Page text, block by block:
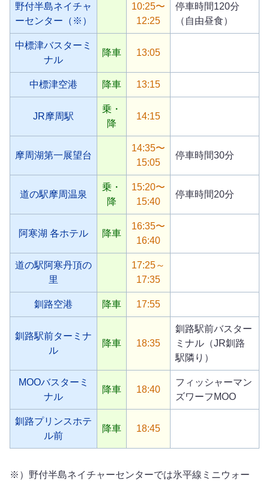
野付半島ネイチャ
ーセンター（※）
10:25〜
12:25
停車時間120分
（自由昼食）
中標津バスターミ
ナル
降車 13:05
中標津空港 降車 13:15
JR摩周駅
乗・
降
14:15
摩周湖第一展望台
14:35〜
15:05
停車時間30分
道の駅摩周温泉
乗・
降
15:20〜
15:40
停車時間20分
阿寒湖 各ホテル 降車
16:35〜
16:40
道の駅阿寒丹頂の
里
17:25～
17:35
釧路空港 降車 17:55
釧路駅前ターミナ
ル
降車 18:35
釧路駅前バスター
ミナル（JR釧路
駅隣り）
MOOバスターミ
ナル
降車 18:40
フィッシャーマン
ズワーフMOO
釧路プリンスホテ
ル前
降車 18:45
）野付半島ネイチャーセンターでは氷平線ミニウォー